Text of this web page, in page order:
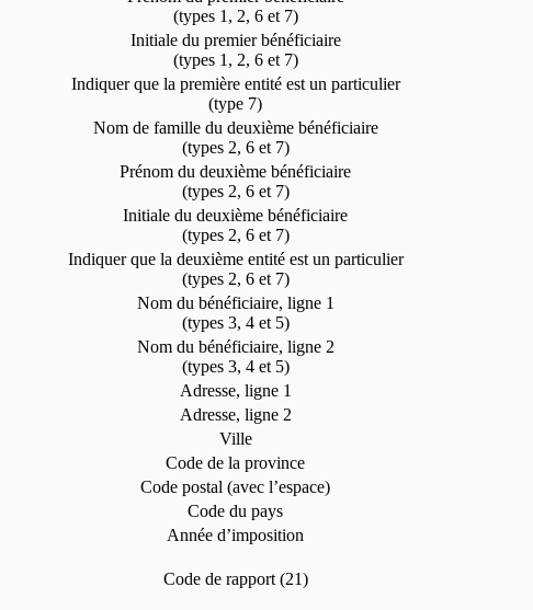
(types 1, 2, 6 et 7)
Initiale du premier bénéficiaire
(types 1, 2, 6 et 7)
Indiquer que la première entité est un particulier
(type 7)
Nom de famille du deuxième bénéficiaire
(types 2, 6 et 7)
Prénom du deuxième bénéficiaire
(types 2, 6 et 7)
Initiale du deuxième bénéficiaire
(types 2, 6 et 7)
Indiquer que la deuxième entité est un particulier
(types 2, 6 et 7)
Nom du bénéficiaire, ligne 1
(types 3, 4 et 5)
Nom du bénéficiaire, ligne 2
(types 3, 4 et 5)
Adresse, ligne 1
Adresse, ligne 2
Ville
Code de la province
Code postal (avec l’espace)
Code du pays
Année d’imposition
Code de rapport (21)